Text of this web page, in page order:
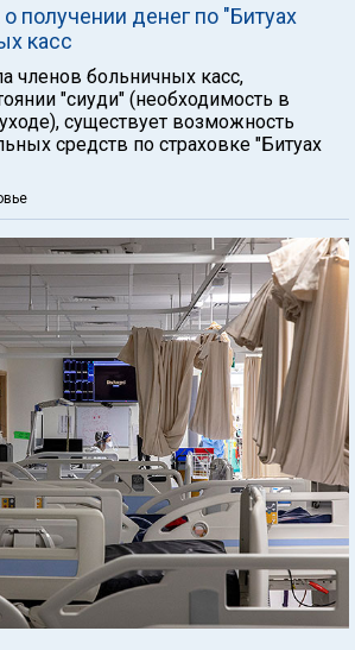
получении денег по "Битуах
касс
членов больничных касс,
"сиуди" (необходимость в
существует возможность
средств по страховке "Битуах